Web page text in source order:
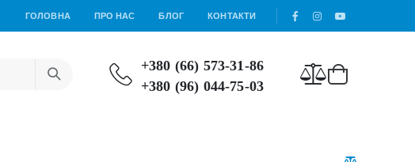
ГОЛОВНА ПРО НАС БЛОГ КОНТАКТИ
+380 (66) 573-31-86
+380 (96) 044-75-03